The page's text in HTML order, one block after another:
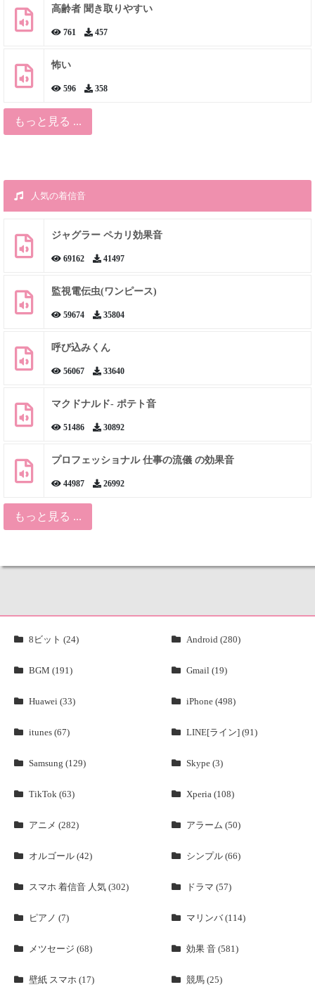
高齢者 聞き取りやすい
761 457
怖い
596 358
もっと見る ...
人気の着信音
ジャグラー ペカリ効果音
69162 41497
監視電伝虫(ワンピース)
59674 35804
呼び込みくん
56067 33640
マクドナルド- ポテト音
51486 30892
プロフェッショナル 仕事の流儀 の効果音
44987 26992
もっと見る ...
8ビット (24) Android (280)
BGM (191) Gmail (19)
Huawei (33) iPhone (498)
itunes (67) LINE[ライン] (91)
Samsung (129) Skype (3)
TikTok (63) Xperia (108)
アニメ (282) アラーム (50)
オルゴール (42) シンプル (66)
スマホ 着信音 人気 (302) ドラマ (57)
ピアノ (7) マリンバ (114)
メツセージ (68) 効果 音 (581)
壁紙 スマホ (17) 競馬 (25)